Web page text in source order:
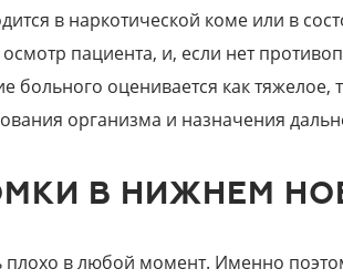
в наркотической коме или в
пациента, и, если нет
оценивается как тяжелое,
организма и назначения
В НИЖНЕМ
плохо в любой момент. Именно